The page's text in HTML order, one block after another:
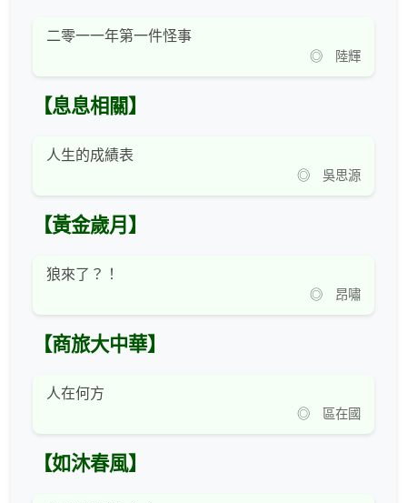
二零一一年第一件怪事
◎ 陸輝
【息息相關】
人生的成績表
◎ 吳思源
【黃金歲月】
狼來了？！
◎ 昂嘯
【商旅大中華】
人在何方
◎ 區在國
【如沐春風】